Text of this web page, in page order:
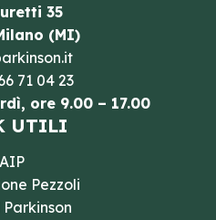
35
(MI)
71 04 23
ore 9.00 – 17.00
UTILI
AIP
Pezzoli
Parkinson